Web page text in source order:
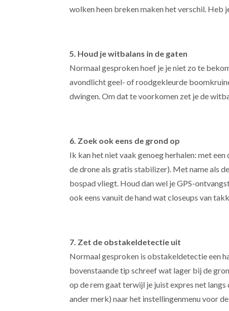
wolken heen breken maken het verschil. Heb
5. Houd je witbalans in de gaten
Normaal gesproken hoef je je niet zo te
avondlicht geel- of roodgekleurde
dwingen. Om dat te voorkomen zet je de
6. Zoek ook eens de grond op
Ik kan het niet vaak genoeg herhalen: met
de drone als gratis stabilizer). Met name als
bospad vliegt. Houd dan wel je GPS-
ook eens vanuit de hand wat closeups van
7. Zet de obstakeldetectie uit
Normaal gesproken is obstakeldetectie een
bovenstaande tip schreef wat lager bij de
op de rem gaat terwijl je juist expres net
ander merk) naar het instellingenmenu voor